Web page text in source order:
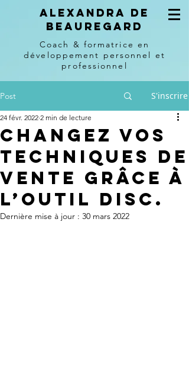
Alexandra de
beauregard
Coach & formatrice en
développement personnel et
professionnel
Post S'inscrire
changez vos
techniques de
vente grâce À
l’outil disc.
24 févr. 2022 2 min de lecture
Dernière mise à jour : 30 mars 2022